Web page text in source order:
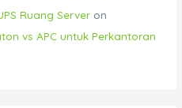
Ruang Server on
vs APC untuk Perkantoran